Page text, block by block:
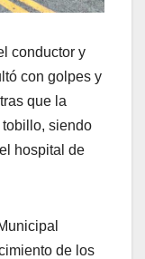
conductor y
con golpes y
que la
siendo
hospital de
de los